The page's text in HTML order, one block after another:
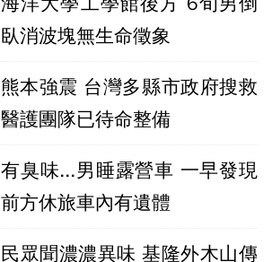
臥消波塊無生命徵象
熊本強震 台灣多縣市政府搜救
醫護團隊已待命整備
有臭味...男睡露營車 一早發現
前方休旅車內有遺體
民眾聞濃濃異味 基隆外木山傳